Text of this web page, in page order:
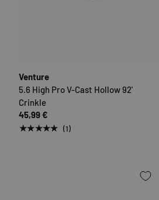
Venture
5.6 High Pro V-Cast Hollow 92'
Crinkle
45,99 €
★★★★★ (1)